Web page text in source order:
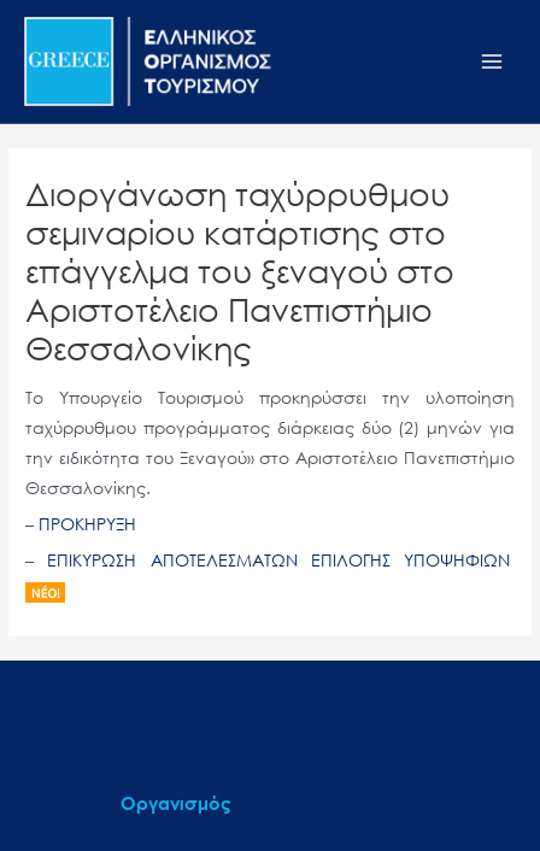
Σημείωση:
ιστότοπος
σύστημα
προσβασιμότητας.
Μετάβαση
περιεχόμενο
Διοργάνωση ταχύρρυθμου
σεμιναρίου κατάρτισης στο
επάγγελμα του ξεναγού στο
Αριστοτέλειο Πανεπιστήμιο
Θεσσαλονίκης
Το Υπουργείο Τουρισμού προκηρύσσει την υλοποίηση
ταχύρρυθμου προγράμματος διάρκειας δύο (2) μηνών για
την ειδικότητα του Ξεναγού» στο Αριστοτέλειο Πανεπιστήμιο
Θεσσαλονίκης.
– ΠΡΟΚΗΡΥΞΗ
– ΕΠΙΚΥΡΩΣΗ ΑΠΟΤΕΛΕΣΜΑΤΩΝ ΕΠΙΛΟΓΗΣ ΥΠΟΨΗΦΙΩΝ
Οργανισμός